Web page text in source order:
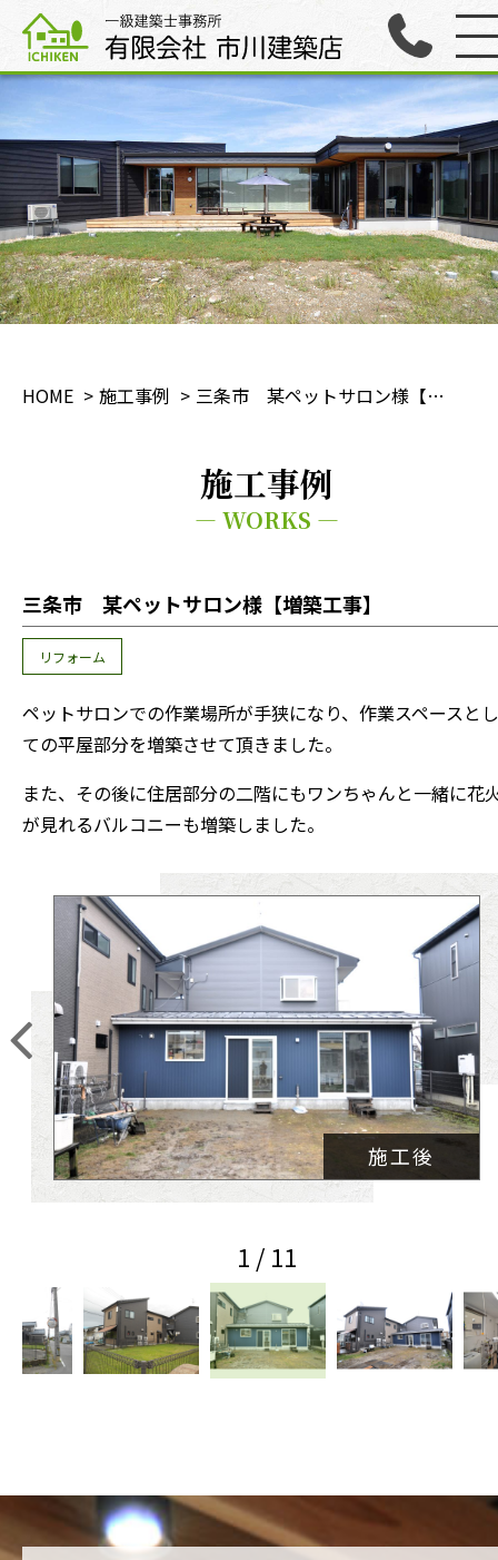
HOME 施工事例 三条市 某ペットサロン様【増築工事】
施工事例
— WORKS —
三条市 某ペットサロン様【増築工事】
リフォーム
ペットサロンでの作業場所が手狭になり、作業スペースとし
ての平屋部分を増築させて頂きました。
また、その後に住居部分の二階にもワンちゃんと一緒に花
が見れるバルコニーも増築しました。
施工後
1 / 11